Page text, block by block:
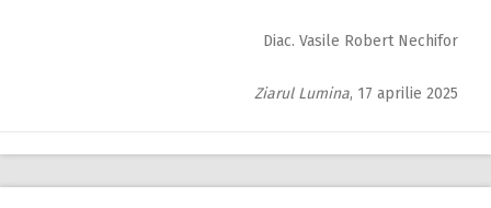
Diac. Vasile Robert Nechifor
Ziarul Lumina, 17 aprilie 2025